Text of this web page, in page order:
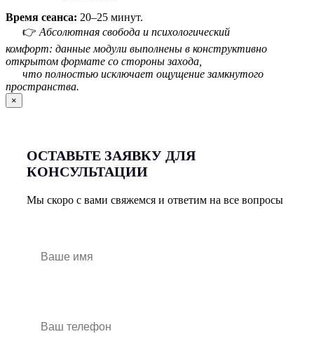
Время сеанса: 20–25 минут.
👉 Абсолютная свобода и психологический
комфорт: данные модули выполнены в конструктивно
открытом формате со стороны захода,
что полностью исключает ощущение замкнутого
пространства.
×
ОСТАВЬТЕ ЗАЯВКУ ДЛЯ
КОНСУЛЬТАЦИИ
Мы скоро с вами свяжемся и ответим на все вопросы